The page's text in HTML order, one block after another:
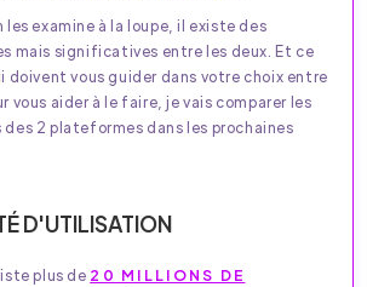
examine à la loupe, il existe des
mais significatives entre les deux. Et ce
doivent vous guider dans votre choix entre
vous aider à le faire, je vais comparer les
2 plateformes dans les prochaines
D'UTILISATION
plus de 20 MILLIONS DE